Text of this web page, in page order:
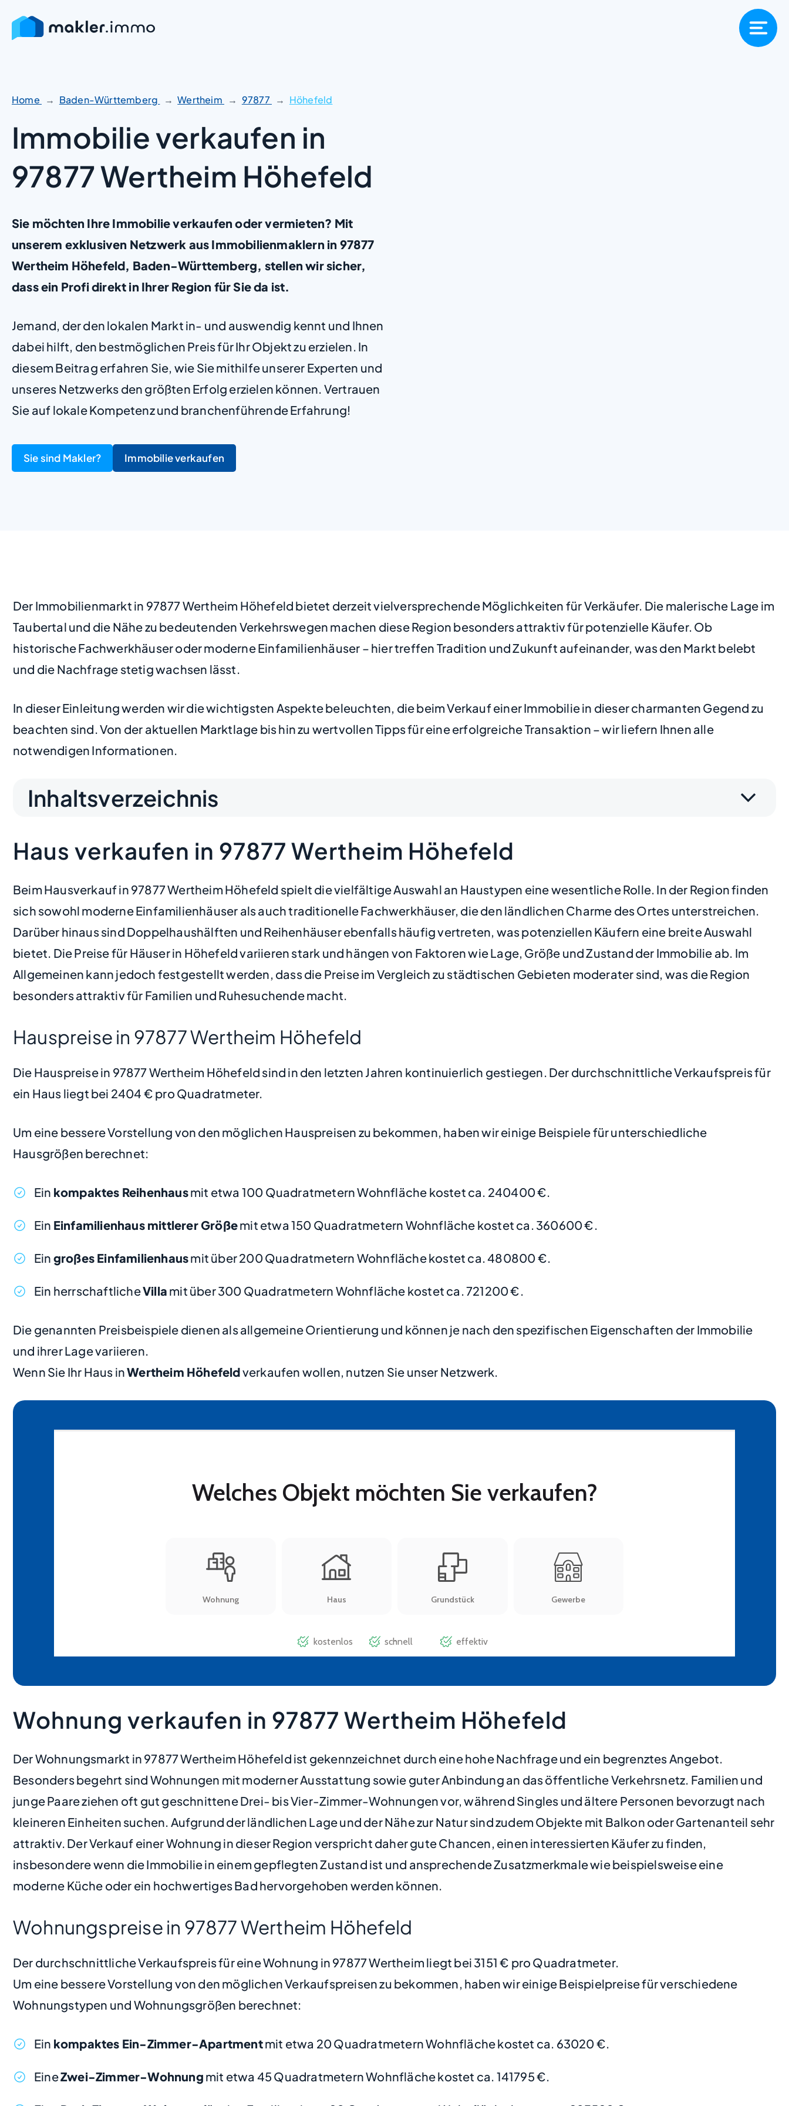
Home Baden-Württemberg Wertheim 97877 Höhefeld
Immobilie verkaufen in
97877 Wertheim Höhefeld
Sie möchten Ihre Immobilie verkaufen oder vermieten? Mit
unserem exklusiven Netzwerk aus Immobilienmaklern in 97877
Wertheim Höhefeld, Baden-Württemberg, stellen wir sicher,
dass ein Profi direkt in Ihrer Region für Sie da ist.
Jemand, der den lokalen Markt in- und auswendig kennt und Ihnen
dabei hilft, den bestmöglichen Preis für Ihr Objekt zu erzielen. In
diesem Beitrag erfahren Sie, wie Sie mithilfe unserer Experten und
unseres Netzwerks den größten Erfolg erzielen können. Vertrauen
Sie auf lokale Kompetenz und branchenführende Erfahrung!
Sie sind Makler? Immobilie verkaufen
Der Immobilienmarkt in 97877 Wertheim Höhefeld bietet derzeit vielversprechende Möglichkeiten für Verkäufer. Die malerische Lage im
Taubertal und die Nähe zu bedeutenden Verkehrswegen machen diese Region besonders attraktiv für potenzielle Käufer. Ob
historische Fachwerkhäuser oder moderne Einfamilienhäuser – hier treffen Tradition und Zukunft aufeinander, was den Markt belebt
und die Nachfrage stetig wachsen lässt.
In dieser Einleitung werden wir die wichtigsten Aspekte beleuchten, die beim Verkauf einer Immobilie in dieser charmanten Gegend zu
beachten sind. Von der aktuellen Marktlage bis hin zu wertvollen Tipps für eine erfolgreiche Transaktion – wir liefern Ihnen alle
notwendigen Informationen.
Inhaltsverzeichnis
Haus verkaufen in 97877 Wertheim Höhefeld
Beim Hausverkauf in 97877 Wertheim Höhefeld spielt die vielfältige Auswahl an Haustypen eine wesentliche Rolle. In der Region finden
sich sowohl moderne Einfamilienhäuser als auch traditionelle Fachwerkhäuser, die den ländlichen Charme des Ortes unterstreichen.
Darüber hinaus sind Doppelhaushälften und Reihenhäuser ebenfalls häufig vertreten, was potenziellen Käufern eine breite Auswahl
bietet. Die Preise für Häuser in Höhefeld variieren stark und hängen von Faktoren wie Lage, Größe und Zustand der Immobilie ab. Im
Allgemeinen kann jedoch festgestellt werden, dass die Preise im Vergleich zu städtischen Gebieten moderater sind, was die Region
besonders attraktiv für Familien und Ruhesuchende macht.
Hauspreise in 97877 Wertheim Höhefeld
Die Hauspreise in 97877 Wertheim Höhefeld sind in den letzten Jahren kontinuierlich gestiegen. Der durchschnittliche Verkaufspreis für
ein Haus liegt bei 2404 € pro Quadratmeter.
Um eine bessere Vorstellung von den möglichen Hauspreisen zu bekommen, haben wir einige Beispiele für unterschiedliche
Hausgrößen berechnet:
Ein kompaktes Reihenhausmit etwa 100 Quadratmetern Wohnfläche kostet ca. 240400 €.
Ein Einfamilienhaus mittlerer Größemit etwa 150 Quadratmetern Wohnfläche kostet ca. 360600 €.
Ein großes Einfamilienhausmit über 200 Quadratmetern Wohnfläche kostet ca. 480800 €.
Ein herrschaftlicheVilla mit über 300 Quadratmetern Wohnfläche kostet ca. 721200 €.
Die genannten Preisbeispiele dienen als allgemeine Orientierung und können je nach den spezifischen Eigenschaften der Immobilie
und ihrer Lage variieren.
Wenn Sie Ihr Haus inWertheim Höhefeldverkaufen wollen, nutzen Sie unser Netzwerk.
Wohnung verkaufen in 97877 Wertheim Höhefeld
Der Wohnungsmarkt in 97877 Wertheim Höhefeld ist gekennzeichnet durch eine hohe Nachfrage und ein begrenztes Angebot.
Besonders begehrt sind Wohnungen mit moderner Ausstattung sowie guter Anbindung an das öffentliche Verkehrsnetz. Familien und
junge Paare ziehen oft gut geschnittene Drei- bis Vier-Zimmer-Wohnungen vor, während Singles und ältere Personen bevorzugt nach
kleineren Einheiten suchen. Aufgrund der ländlichen Lage und der Nähe zur Natur sind zudem Objekte mit Balkon oder Gartenanteil sehr
attraktiv. Der Verkauf einer Wohnung in dieser Region verspricht daher gute Chancen, einen interessierten Käufer zu finden,
insbesondere wenn die Immobilie in einem gepflegten Zustand ist und ansprechende Zusatzmerkmale wie beispielsweise eine
moderne Küche oder ein hochwertiges Bad hervorgehoben werden können.
Wohnungspreise in 97877 Wertheim Höhefeld
Der durchschnittliche Verkaufspreis für eine Wohnung in 97877 Wertheim liegt bei 3151 € pro Quadratmeter.
Um eine bessere Vorstellung von den möglichen Verkaufspreisen zu bekommen, haben wir einige Beispielpreise für verschiedene
Wohnungstypen und Wohnungsgrößen berechnet:
Ein kompaktes Ein-Zimmer-Apartmentmit etwa 20 Quadratmetern Wohnfläche kostet ca. 63020 €.
EineZwei-Zimmer-Wohnung mit etwa 45 Quadratmetern Wohnfläche kostet ca. 141795 €.